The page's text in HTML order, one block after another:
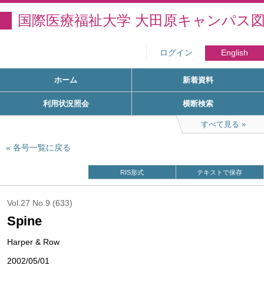
国際医療福祉大学 大田原キャンパス
ログイン English
ホーム 新着資料
利用状況照会 横断検索
すべて見る
各号一覧に戻る
RIS形式 テキストで保存
Vol.27 No.9 (633)
Spine
Harper & Row
2002/05/01